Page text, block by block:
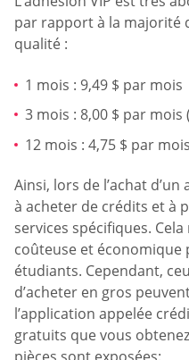
par rapport à la majorité
qualité :
1 mois : 9,49 $ par mois
3 mois : 8,00 $ par mois
12 mois : 4,75 $ par
Ainsi, lors de l’achat
à acheter de crédits et à
services spécifiques.
coûteuse et économique
étudiants. Cependant,
d’acheter en gros
l’application appelée
gratuits que vous